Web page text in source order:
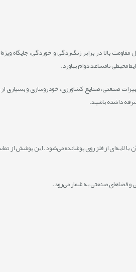
بالا در برابر زنگ‌زدگی و خوردگی، جایگاه
صنعتی، صنایع کشاورزی، خودروسازی و
داشته باشید.
لایه‌ای از فلز روی پوشانده می‌شود. این پوشش از
و فضاهای صنعتی به شمار می‌رود.